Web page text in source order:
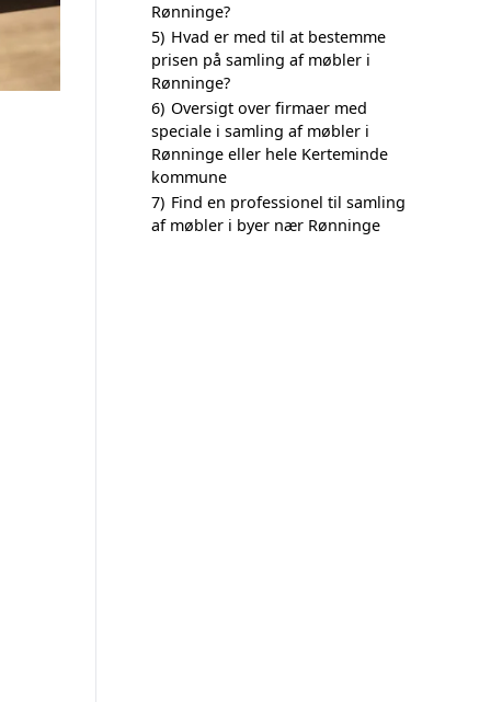
Rønninge?
5) Hvad er med til at bestemme
prisen på samling af møbler i
Rønninge?
6) Oversigt over firmaer med
speciale i samling af møbler i
Rønninge eller hele Kerteminde
kommune
7) Find en professionel til samling
af møbler i byer nær Rønninge